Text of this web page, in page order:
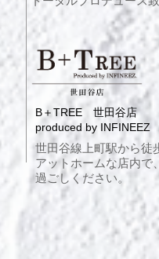
世田谷線上町駅から徒
アットホームな店内で
過ごしください。
B＋TREE 世田谷店
produced by INFINEEZ